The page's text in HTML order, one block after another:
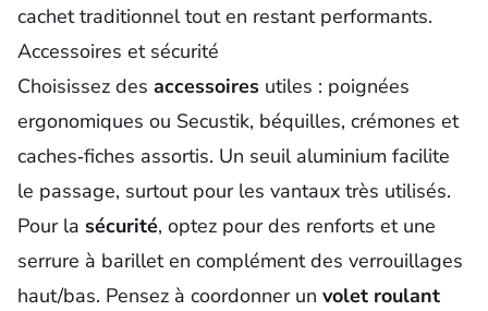
cachet traditionnel tout en restant performants.
Accessoires et sécurité
Choisissez des accessoires utiles : poignées
ergonomiques ou Secustik, béquilles, crémones et
caches‑fiches assortis. Un seuil aluminium facilite
le passage, surtout pour les vantaux très utilisés.
Pour la sécurité, optez pour des renforts et une
serrure à barillet en complément des verrouillages
haut/bas. Pensez à coordonner un volet roulant